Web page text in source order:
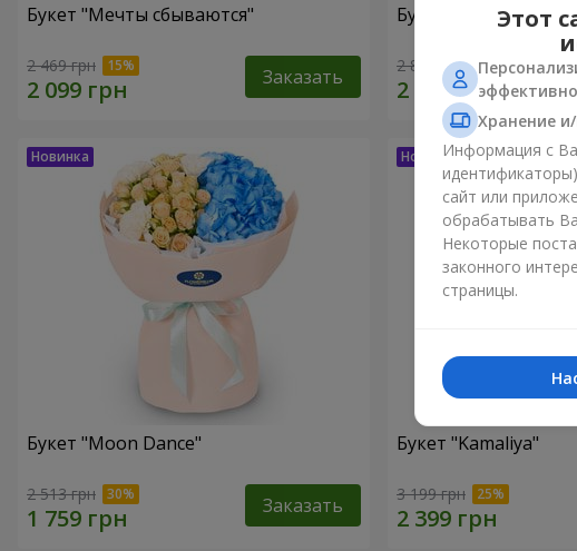
Букет "Мечты сбываются"
2 469 грн Заказать
Букет "Грезы"
2 874 грн
Букет "Moon Dance"
2 513 грн Заказать
Букет "Kamaliya"
3 199 грн
Этот
Хранение
Информация с
сайт или
обрабатывать
Некоторые
законного
страницы.